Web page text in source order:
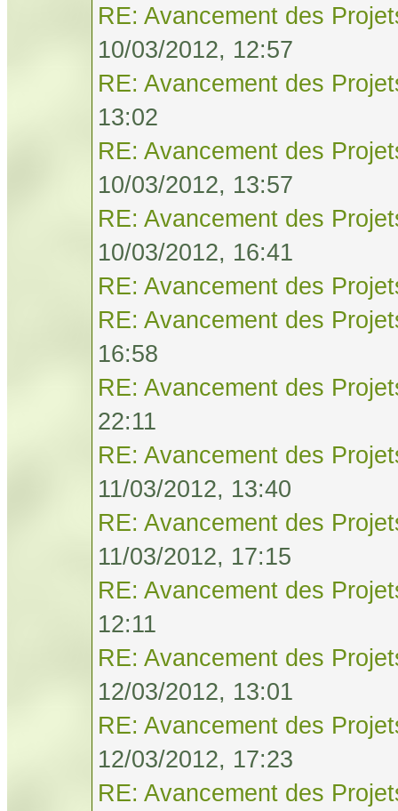
RE: Avancement des
10/03/2012, 12:57
RE: Avancement des
13:02
RE: Avancement des
10/03/2012, 13:57
RE: Avancement des
10/03/2012, 16:41
RE: Avancement des
RE: Avancement des
16:58
RE: Avancement des
22:11
RE: Avancement des
11/03/2012, 13:40
RE: Avancement des
11/03/2012, 17:15
RE: Avancement des
12:11
RE: Avancement des
12/03/2012, 13:01
RE: Avancement des
12/03/2012, 17:23
RE: Avancement des